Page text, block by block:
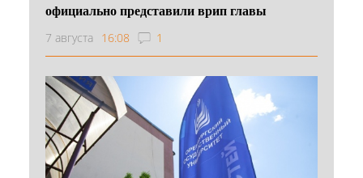
официально представили врип главы
7 августа 16:08 1